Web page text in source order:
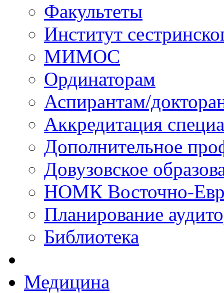
Факультеты
Институт
МИМОС
Ординаторам
Аспирантам/
Аккредитация
Дополнительное
Довузовское
НОМК Восточно-
Планирование
Библиотека
Медицина